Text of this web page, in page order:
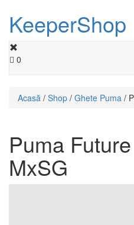
KeeperShop
0
Acasă / Shop / Ghete Puma /
Puma
MxSG